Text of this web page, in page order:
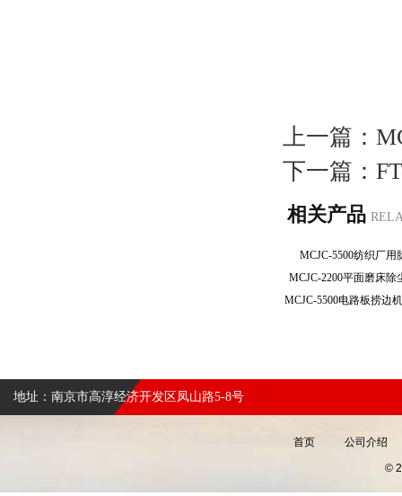
上一篇：
下一篇：
相关产品
MCJC-5500纺织厂
MCJC-2200平面磨床
地址：南京市高淳经济开发区凤山路5-8号
首页 公司介绍
©